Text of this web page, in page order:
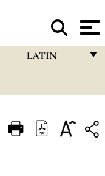
LATIN
ITALIANO